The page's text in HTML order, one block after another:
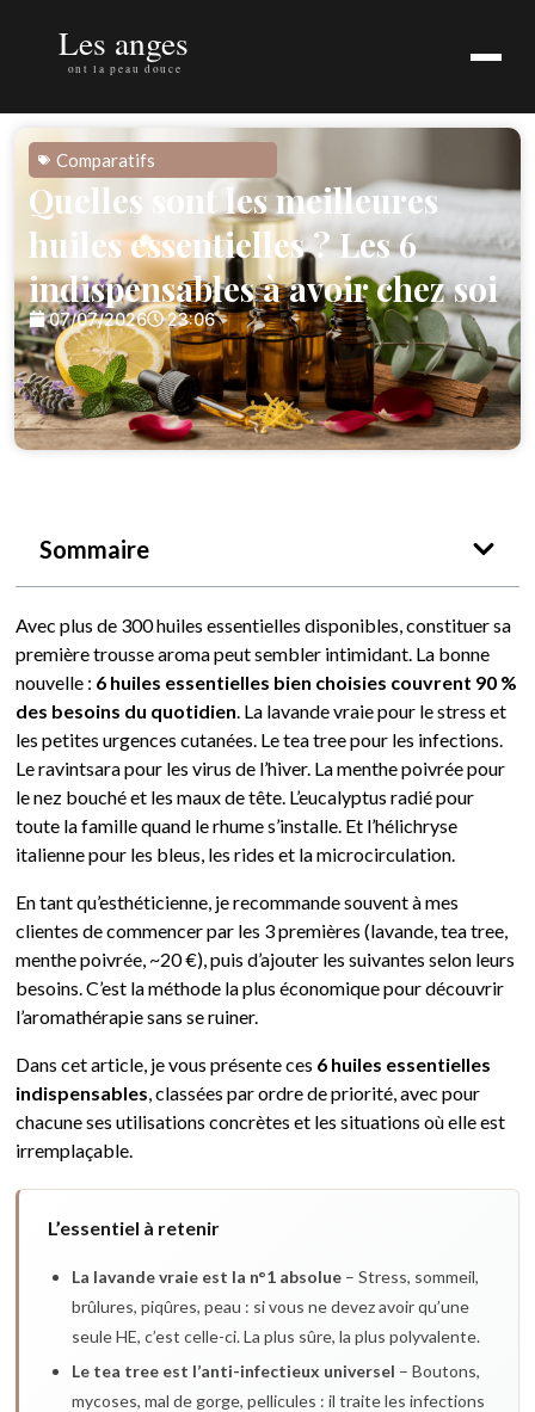
Comparatifs
Quelles sont les meilleures
huiles essentielles ? Les 6
indispensables à avoir chez soi
07/07/2026 23:06
Sommaire
Avec plus de 300 huiles essentielles disponibles, constituer sa
première trousse aroma peut sembler intimidant. La bonne
nouvelle : 6 huiles essentielles bien choisies couvrent 90 %
des besoins du quotidien. La lavande vraie pour le stress et
les petites urgences cutanées. Le tea tree pour les infections.
Le ravintsara pour les virus de l’hiver. La menthe poivrée pour
le nez bouché et les maux de tête. L’eucalyptus radié pour
toute la famille quand le rhume s’installe. Et l’hélichryse
italienne pour les bleus, les rides et la microcirculation.
En tant qu’esthéticienne, je recommande souvent à mes
clientes de commencer par les 3 premières (lavande, tea tree,
menthe poivrée, ~20 €), puis d’ajouter les suivantes selon leurs
besoins. C’est la méthode la plus économique pour découvrir
l’aromathérapie sans se ruiner.
Dans cet article, je vous présente ces 6 huiles essentielles
indispensables, classées par ordre de priorité, avec pour
chacune ses utilisations concrètes et les situations où elle est
irremplaçable.
L’essentiel à retenir
La lavande vraie est la n°1 absolue – Stress, sommeil,
brûlures, piqûres, peau : si vous ne devez avoir qu’une
seule HE, c’est celle-ci. La plus sûre, la plus polyvalente.
Le tea tree est l’anti-infectieux universel – Boutons,
mycoses, mal de gorge, pellicules : il traite les infections